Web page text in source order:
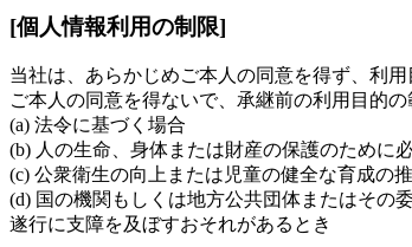
[個人情報利用の制限]
当社は、あらかじめご本人の同意を得ず、利
ご本人の同意を得ないで、承継前の利用目的
(a) 法令に基づく場合
(b) 人の生命、身体または財産の保護のために
(c) 公衆衛生の向上または児童の健全な育成の
(d) 国の機関もしくは地方公共団体またはその
遂行に支障を及ぼすおそれがあるとき